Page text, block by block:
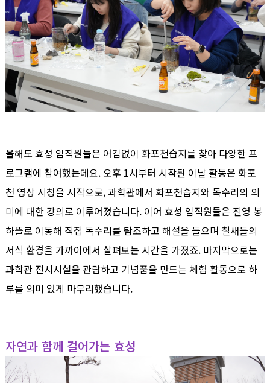
올해도 효성 임직원들은 어김없이 화포천습지를 찾아 다양한 프
로그램에 참여했는데요. 오후 1시부터 시작된 이날 활동은 화포
천 영상 시청을 시작으로, 과학관에서 화포천습지와 독수리의 의
미에 대한 강의로 이루어졌습니다. 이어 효성 임직원들은 진영 봉
하뜰로 이동해 직접 독수리를 탐조하고 해설을 들으며 철새들의
서식 환경을 가까이에서 살펴보는 시간을 가졌죠. 마지막으로는
과학관 전시시설을 관람하고 기념품을 만드는 체험 활동으로 하
루를 의미 있게 마무리했습니다.
자연과 함께 걸어가는 효성